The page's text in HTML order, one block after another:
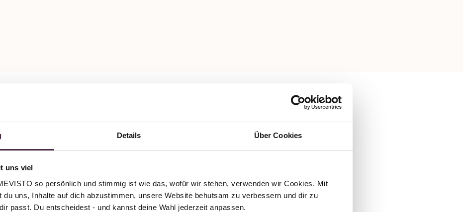
Details Über Cookies
uns viel
so persönlich und stimmig ist wie das, wofür wir stehen, verwenden wir Cookies. Mit
du uns, Inhalte auf dich abzustimmen, unsere Website behutsam zu verbessern und dir zu
passt. Du entscheidest - und kannst deine Wahl jederzeit anpassen.